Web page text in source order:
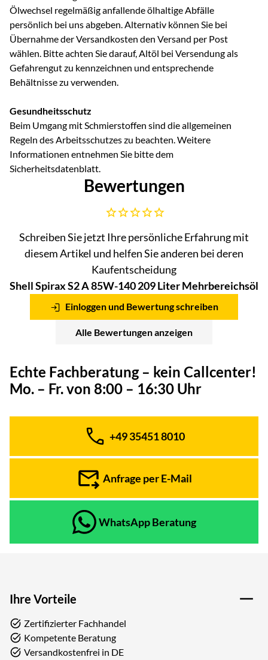
Ölwechsel regelmäßig anfallende ölhaltige Abfälle
persönlich bei uns abgeben. Alternativ können Sie bei
Übernahme der Versandkosten den Versand per Post
wählen. Bitte achten Sie darauf, Altöl bei Versendung als
Gefahrengut zu kennzeichnen und entsprechende
Behältnisse zu verwenden.
Gesundheitsschutz
Beim Umgang mit Schmierstoffen sind die allgemeinen
Regeln des Arbeitsschutzes zu beachten. Weitere
Informationen entnehmen Sie bitte dem
Sicherheitsdatenblatt.
Bewertungen
Noch keine Bewertungen abgegeben
Schreiben Sie jetzt Ihre persönliche Erfahrung mit
diesem Artikel und helfen Sie anderen bei deren
Kaufentscheidung
Shell Spirax S2 A 85W-140 209 Liter Mehrbereichsöl
Einloggen und Bewertung schreiben
Alle Bewertungen anzeigen
Echte Fachberatung – kein Callcenter!
Mo. – Fr. von 8:00 – 16:30 Uhr
Telefon:
+49 35451 8010
Anfrage per E-Mail
WhatsApp Beratung
Ihre Vorteile
Zertifizierter Fachhandel
Kompetente Beratung
Versandkostenfrei in DE